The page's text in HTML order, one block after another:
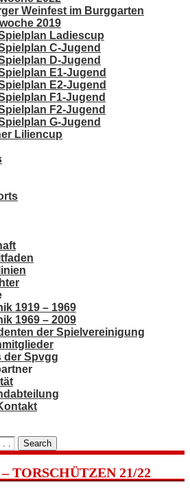
Weinfest im Burggarten
2019
Ladiescup
C-Jugend
D-Jugend
E1-Jugend
E2-Jugend
F1-Jugend
F2-Jugend
G-Jugend
Liliencup
1919 – 1969
1969 – 2009
der Spielvereinigung
der Spvgg
Search
TORSCHÜTZEN 21/22